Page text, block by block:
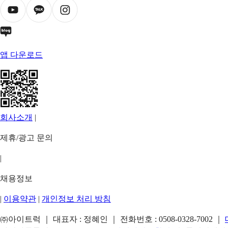
앱 다운로드
회사소개 |
제휴/광고 문의
|
채용정보
| 이용약관 | 개인정보 처리 방침
㈜아이트럭 ｜ 대표자 : 정혜인 ｜ 전화번호 : 0508-0328-7002